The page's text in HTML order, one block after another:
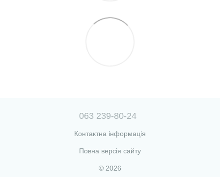
063 239-80-24
Контактна інформація
Повна версія сайту
© 2026